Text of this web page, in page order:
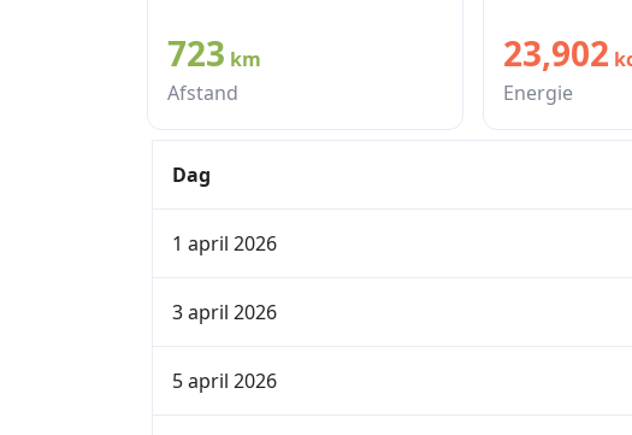
723 km
Afstand
23,902
Energie
Dag
1 april 2026
3 april 2026
5 april 2026